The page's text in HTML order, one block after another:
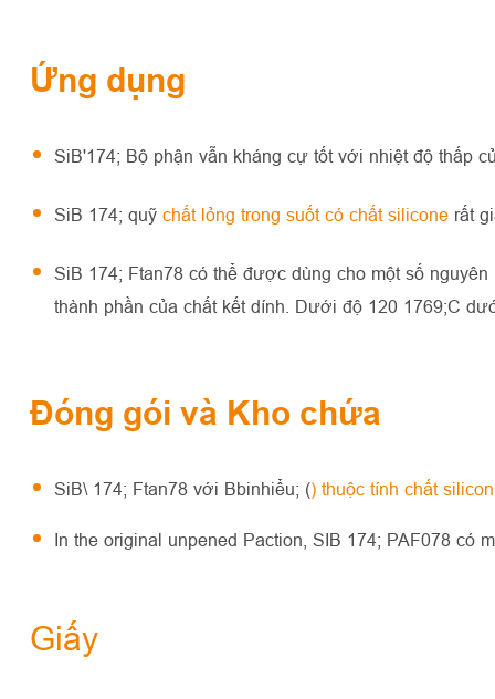
Ứng dụng
SiB'174; Bộ phận vẫn kháng cự tốt với nhiệt độ thấp
SiB 174; quỹ chất lỏng trong suốt có chất silicone rất
SiB 174; Ftan78 có thể được dùng cho một số
thành phần của chất kết dính. Dưới độ 120 1769;C
Đóng gói và Kho chứa
SiB\ 174; Ftan78 với Bbinhiểu; () thuộc tính chất
In the original unpened Paction, SIB 174; PAF078 có
Giấy